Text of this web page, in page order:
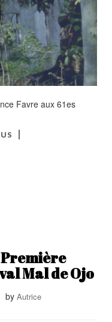
Favre aux 61es
Mal de Ojo
by Autrice